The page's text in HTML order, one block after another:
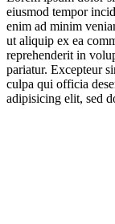
eiusmod tempor
enim ad minim
ut aliquip ex ea
reprehenderit in
pariatur. Excepteur
culpa qui officia
adipisicing elit, sed